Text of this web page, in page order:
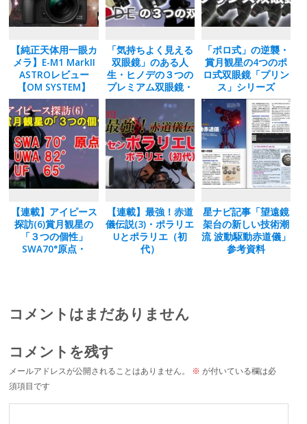
【純正天体用一眼カ
メラ】E-M1 MarkII
ASTROレビュー
【OM SYSTEM】
「気持ちよく見える
双眼鏡」のある人
生・ヒノデの３つの
プレミアム双眼鏡・
8×42-D1、6×30-B+
(ビープラス)、5×21-
A+(エープラス)
「ポロ式」の逆襲・
賞月観星の4つのポ
ロ式双眼鏡「プリン
ス」シリーズ
【連載】アイピース
探訪(6)賞月観星の
「３つの個性」
SWA70°原点・
【連載】最強！赤道
儀伝説(3)・ポラリエ
Uとポラリエ（初
代）
星ナビ記事「望遠鏡
架台の新しい技術潮
流 波動駆動赤道儀」
参考資料
コメントはまだありません
コメントを残す
メールアドレスが公開されることはありません。 ※ が付いている欄は必
須項目です